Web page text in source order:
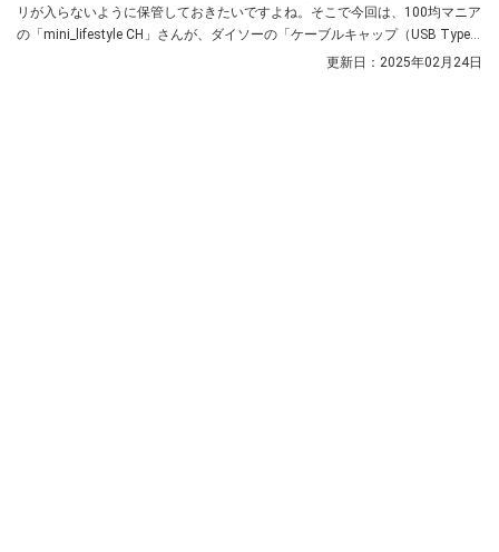
リが入らないように保管しておきたいですよね。そこで今回は、100均マニア
の「mini_lifestyle CH」さんが、ダイソーの「ケーブルキャップ（USB Type-C
用）」を紹介してくれました。こちらは使っていないUSB端子を保護できる
更新日： 2025年02月24日